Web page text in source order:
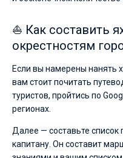
⛵ Как составить
окрестностям
Если вы намерены нанять
вам стоит почитать
туристов, пройтись по
регионах.
Далее — составьте
капитану. Он составит